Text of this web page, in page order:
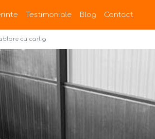
Testimoniale Blog Contact
cu carlig